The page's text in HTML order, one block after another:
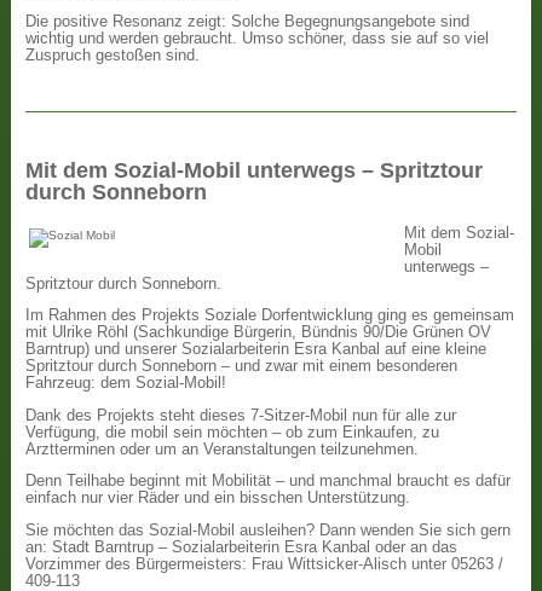
Die positive Resonanz zeigt: Solche Begegnungsangebote sind
wichtig und werden gebraucht. Umso schöner, dass sie auf so viel
Zuspruch gestoßen sind.
Mit dem Sozial-Mobil unterwegs – Spritztour
durch Sonneborn
Mit dem Sozial-
Mobil
unterwegs –
Spritztour durch Sonneborn.
Im Rahmen des Projekts Soziale Dorfentwicklung ging es gemeinsam
mit Ulrike Röhl (Sachkundige Bürgerin, Bündnis 90/Die Grünen OV
Barntrup) und unserer Sozialarbeiterin Esra Kanbal auf eine kleine
Spritztour durch Sonneborn – und zwar mit einem besonderen
Fahrzeug: dem Sozial-Mobil!
Dank des Projekts steht dieses 7-Sitzer-Mobil nun für alle zur
Verfügung, die mobil sein möchten – ob zum Einkaufen, zu
Arztterminen oder um an Veranstaltungen teilzunehmen.
Denn Teilhabe beginnt mit Mobilität – und manchmal braucht es dafür
einfach nur vier Räder und ein bisschen Unterstützung.
Sie möchten das Sozial-Mobil ausleihen? Dann wenden Sie sich gern
an: Stadt Barntrup – Sozialarbeiterin Esra Kanbal oder an das
Vorzimmer des Bürgermeisters: Frau Wittsicker-Alisch unter 05263 /
409-113